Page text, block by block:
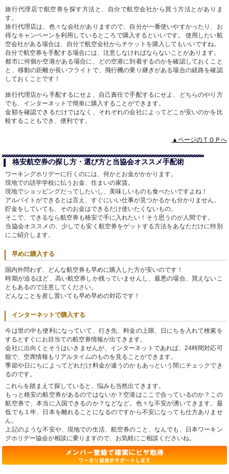
旅行代理店で航空券を探す方法と、自分で航空会社から買う方法とがありま
す。
旅行代理店は、色々な会社がありますので、自分が一番使いやすかったり、お
得なキャンペーンを利用しているところで購入するといいです。 使用したい航
空会社がある場合は、自分で航空会社からチケットを購入してもいいですね。
自分で航空券を手配する場合には、注意しなければならないことがあります。
都市に何個か空港がある場合に、どの空港に到着するのかを確認しておくこと
と、移動の距離が長いフライトで、飛行機の乗り継ぎがある場合の経路を確認
しておくことです！
旅行代理店から手配するにせよ、自己責任で手配するにせよ、どちらのやり方
でも、インターネットで簡単に購入することができます。
金額を確認できるだけではなく、それぞれの会社によってどこが安いのかを比
較することもでき、便利です。
▲ページのＴＯＰへ
格安航空券の探し方・選び方と当協会オススメ手配術
ワーキングホリデーに行くのには、何かとお金がかかります。
現地での語学学校に払うお金、住まいの家賃。
現地でショッピングだってしたいし、美味しいものも食べたいですよね！
アルバイトができるとは言え、すぐにいい仕事が見つかるかも分かりません。
貯金をしていても、そのお金はできるだけ使いたくないもの。
そこで、できるなら航空券も格安で手に入れたい！そう思うのが人間です。
当協会オススメの、少しでも安く航空券をゲットする方法をあなただけに特別
にご紹介します。
早めに購入する
国内外問わず、どんな航空券も早めに購入した方が安いのです！
時期が迫るほど、高い航空券しか残っていませんし、最悪の場合、買えないこ
ともあるので注意してください。
どんなことを差し置いても早め早めの対応です！
インターネットで購入する
今は世の中も便利になっていて、行き先、料金の上限、日にちを入れて検索を
するとすぐにお目当ての航空券情報が出てきます。
会社に出向くとそうはいきませんが、インターネットであれば、24時間対応可
能で、空席情報もリアルタイムのものを見ることができます。
季節や日にちによってどれだけ料金が違うのかもあっという間にチェックでき
るのです。
これらを踏まえて探していると、悩みも当然出てきます。
もっと格安の航空券があるのではないか？空港はここで合っているのか？この
航空券で、本当に入国できるのか？などなど。色々な不安が湧いてきます。最
低でも１年、日本を離れることになるのですから不安になっても仕方ありませ
ん。
上記のような不安や、現地での生活、航空券のこと、なんでも、日本ワーキン
グホリデー協会が相談に乗りますので、お気軽にご相談くださいね。